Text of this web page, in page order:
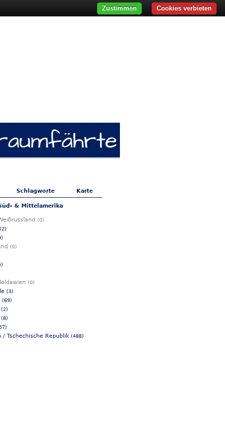
Schlagworte Karte
& Mittelamerika
(0)
(2)
(0)
(0)
(3)
(69)
(2)
(8)
/ Tschechische Republik (488)
Cookies verbieten
Zustimmen